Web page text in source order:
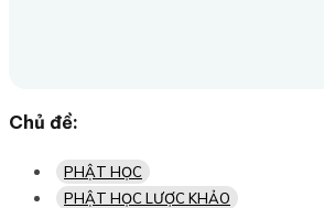
Chủ đề:
PHẬT HỌC
PHẬT HỌC LƯỢC KHẢO